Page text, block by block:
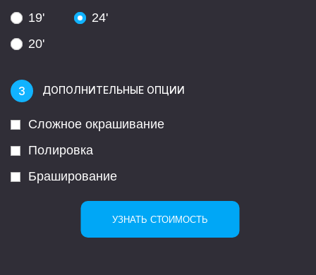
19'
20'
24'
ДОПОЛНИТЕЛЬНЫЕ ОПЦИИ
Сложное окрашивание
Полировка
Браширование